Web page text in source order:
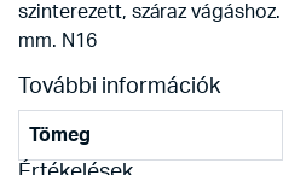
szinterezett, száraz
mm. N16
További információk
Tömeg